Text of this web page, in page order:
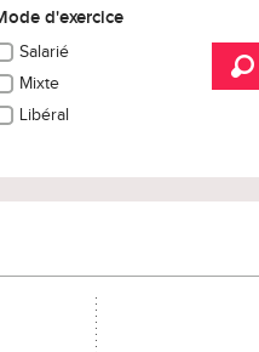
d'exercice
Salarié
Mixte
Libéral